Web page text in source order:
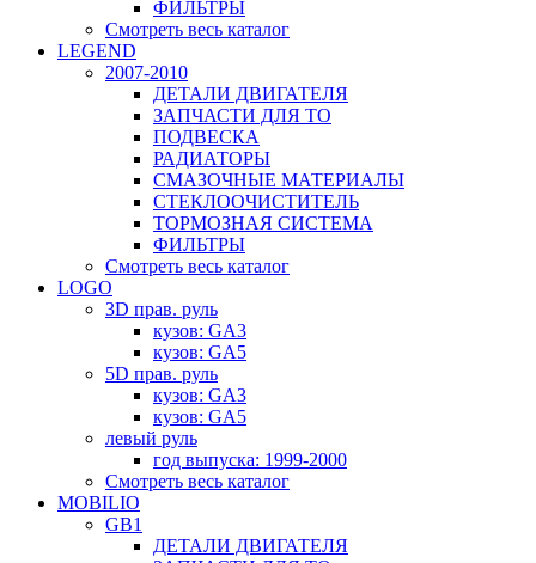
ФИЛЬТРЫ
Смотреть весь каталог
LEGEND
2007-2010
ДЕТАЛИ ДВИГАТЕЛЯ
ЗАПЧАСТИ ДЛЯ ТО
ПОДВЕСКА
РАДИАТОРЫ
СМАЗОЧНЫЕ МАТЕРИАЛЫ
СТЕКЛООЧИСТИТЕЛЬ
ТОРМОЗНАЯ СИСТЕМА
ФИЛЬТРЫ
Смотреть весь каталог
LOGO
3D прав. руль
кузов: GA3
кузов: GA5
5D прав. руль
кузов: GA3
кузов: GA5
левый руль
год выпуска: 1999-2000
Смотреть весь каталог
MOBILIO
GB1
ДЕТАЛИ ДВИГАТЕЛЯ